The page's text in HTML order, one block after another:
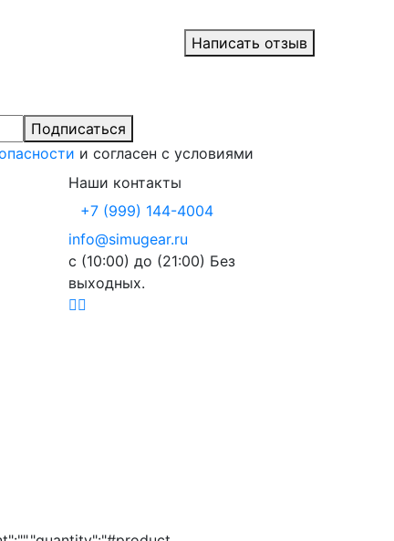
Написать отзыв
Подписаться
и согласен с условиями
Наши контакты
+7 (999) 144-4004
info@simugear.ru
с (10:00) до (21:00) Без
выходных.